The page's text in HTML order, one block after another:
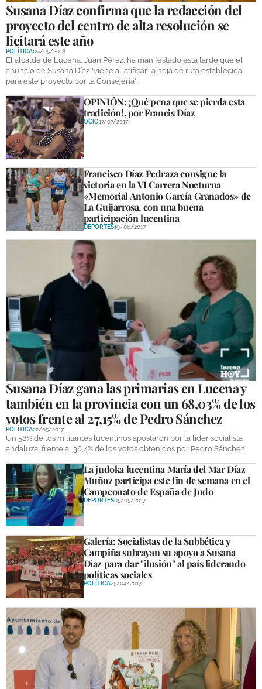
Susana Díaz confirma que la redacción del
proyecto del centro de alta resolución se
licitará este año
POLÍTICA09/05/2018
El alcalde de Lucena, Juan Pérez, ha manifestado esta tarde que el
anuncio de Susana Díaz "viene a ratificar la hoja de ruta establecida
para este proyecto por la Consejería".
OPINIÓN: ¡Qué pena que se pierda esta
tradición!, por Francis Díaz
OCIO17/07/2017
Francisco Díaz Pedraza consigue la
victoria en la VI Carrera Nocturna
«Memorial Antonio García Granados» de
La Guijarrosa, con una buena
participación lucentina
DEPORTES19/06/2017
Susana Díaz gana las primarias en Lucena y
también en la provincia con un 68,03% de los
votos frente al 27,15% de Pedro Sánchez
POLÍTICA22/05/2017
Un 58% de los militantes lucentinos apostaron por la líder socialista
andaluza, frente al 36,4% de los votos obtenidos por Pedro Sánchez
La judoka lucentina María del Mar Díaz
Muñoz participa este fin de semana en el
Campeonato de España de Judo
DEPORTES05/05/2017
Galería: Socialistas de la Subbética y
Campiña subrayan su apoyo a Susana
Díaz para dar "ilusión" al país liderando
políticas sociales
POLÍTICA25/04/2017